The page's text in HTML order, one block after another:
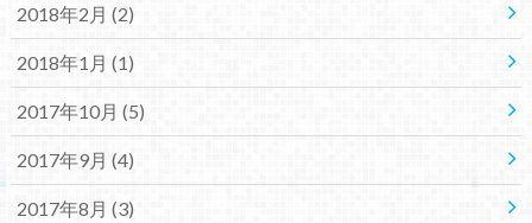
2018年2月 (2)
2018年1月 (1)
2017年10月 (5)
2017年9月 (4)
2017年8月 (3)